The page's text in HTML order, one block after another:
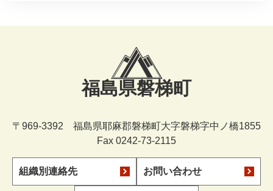
福島県磐梯町
〒969-3392 福島県耶麻郡磐梯町大字磐梯字中ノ橋1855
Fax 0242-73-2115
組織別連絡先 お問い合わせ